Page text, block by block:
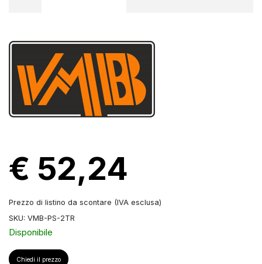
€ 52,24
Prezzo di listino da scontare (IVA esclusa)
SKU: VMB-PS-2TR
Disponibile
Chiedi il prezzo